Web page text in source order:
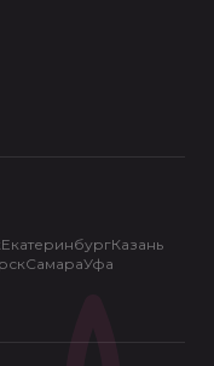
ЕкатеринбургКазань
СамараУфа